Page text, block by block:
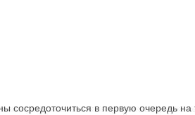
сосредоточиться в первую очередь